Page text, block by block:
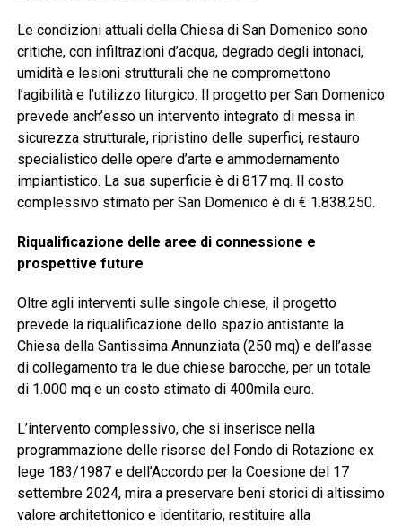
Le condizioni attuali della Chiesa di San Domenico sono
critiche, con infiltrazioni d’acqua, degrado degli intonaci,
umidità e lesioni strutturali che ne compromettono
l’agibilità e l’utilizzo liturgico. Il progetto per San Domenico
prevede anch’esso un intervento integrato di messa in
sicurezza strutturale, ripristino delle superfici, restauro
specialistico delle opere d’arte e ammodernamento
impiantistico. La sua superficie è di 817 mq. Il costo
complessivo stimato per San Domenico è di € 1.838.250.
Riqualificazione delle aree di connessione e
prospettive future
Oltre agli interventi sulle singole chiese, il progetto
prevede la riqualificazione dello spazio antistante la
Chiesa della Santissima Annunziata (250 mq) e dell’asse
di collegamento tra le due chiese barocche, per un totale
di 1.000 mq e un costo stimato di 400mila euro.
L’intervento complessivo, che si inserisce nella
programmazione delle risorse del Fondo di Rotazione ex
lege 183/1987 e dell’Accordo per la Coesione del 17
settembre 2024, mira a preservare beni storici di altissimo
valore architettonico e identitario, restituire alla